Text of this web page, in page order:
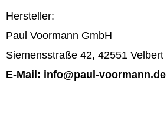
Hersteller:
Paul Voormann GmbH
Siemensstraße 42, 42551 Velbert
E-Mail: info@paul-voormann.de